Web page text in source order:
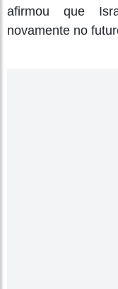
afirmou que
novamente no